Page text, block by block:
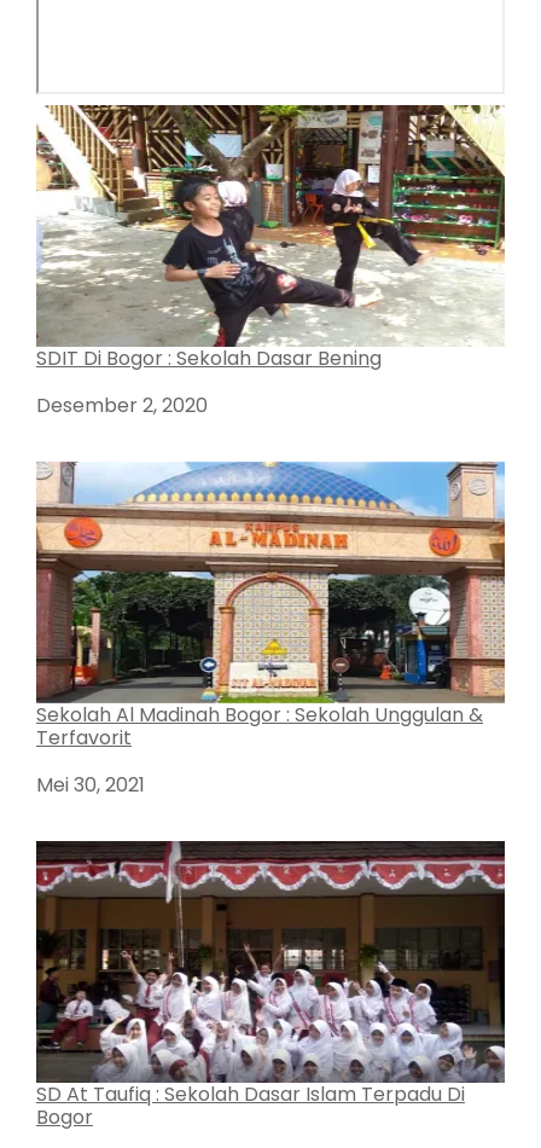
SDIT Di Bogor : Sekolah Dasar Bening
Tanggal
Desember 2, 2020
Sekolah Al Madinah Bogor : Sekolah Unggulan &
Terfavorit
Tanggal
Mei 30, 2021
SD At Taufiq : Sekolah Dasar Islam Terpadu Di
Bogor